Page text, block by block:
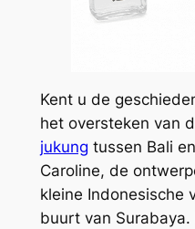
Kent u de
het oversteken van
jukung tussen Bali
Caroline, de
kleine Indonesische
buurt van